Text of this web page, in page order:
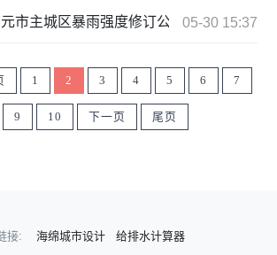
元市主城区暴雨强度修订公式的公告》
05-30 15:37
1 2 3 4 5 6 7
9 10 下一页 尾页
接: 海绵城市设计 给排水计算器